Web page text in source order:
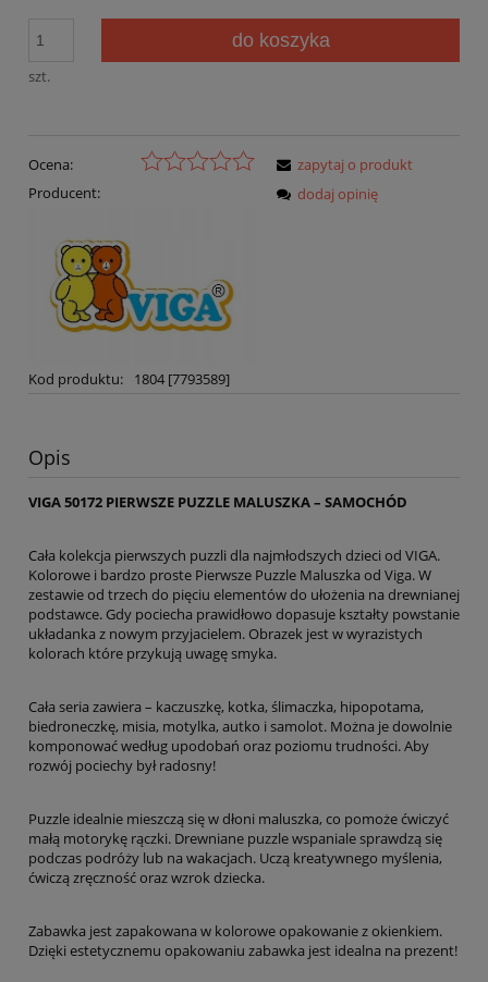
szt.
do koszyka
Ocena:
Producent:
Kod produktu: 1804 [7793589]
zapytaj o produkt
dodaj opinię
Opis
VIGA 50172 PIERWSZE PUZZLE MALUSZKA – SAMOCHÓD
Cała kolekcja pierwszych puzzli dla najmłodszych dzieci od VIGA.
Kolorowe i bardzo proste Pierwsze Puzzle Maluszka od Viga. W
zestawie od trzech do pięciu elementów do ułożenia na drewnianej
podstawce. Gdy pociecha prawidłowo dopasuje kształty powstanie
układanka z nowym przyjacielem. Obrazek jest w wyrazistych
kolorach które przykują uwagę smyka.
Cała seria zawiera – kaczuszkę, kotka, ślimaczka, hipopotama,
biedroneczkę, misia, motylka, autko i samolot. Można je dowolnie
komponować według upodobań oraz poziomu trudności. Aby
rozwój pociechy był radosny!
Puzzle idealnie mieszczą się w dłoni maluszka, co pomoże ćwiczyć
małą motorykę rączki. Drewniane puzzle wspaniale sprawdzą się
podczas podróży lub na wakacjach. Uczą kreatywnego myślenia,
ćwiczą zręczność oraz wzrok dziecka.
Zabawka jest zapakowana w kolorowe opakowanie z okienkiem.
Dzięki estetycznemu opakowaniu zabawka jest idealna na prezent!